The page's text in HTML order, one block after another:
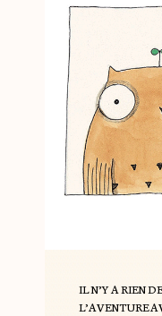
que
sa note
conférant
permet aux
l’ouvrage à
grand
IL N’Y A RIEN
L’AVENTURE